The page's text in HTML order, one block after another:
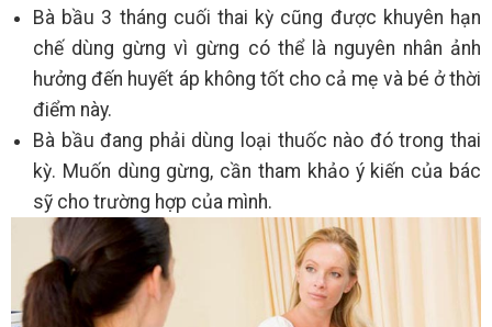
Bà bầu 3 tháng cuối thai kỳ cũng được khuyên hạn
chế dùng gừng vì gừng có thể là nguyên nhân ảnh
hưởng đến huyết áp không tốt cho cả mẹ và bé ở thời
điểm này.
Bà bầu đang phải dùng loại thuốc nào đó trong thai
kỳ. Muốn dùng gừng, cần tham khảo ý kiến của bác
sỹ cho trường hợp của mình.